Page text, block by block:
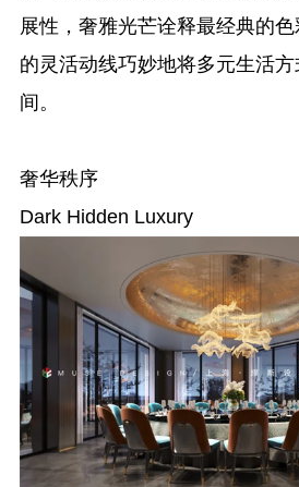
展性，奢雅光芒诠释最经典的
的灵活动线巧妙地将多元生活
间。
奢华秩序
Dark Hidden Luxury